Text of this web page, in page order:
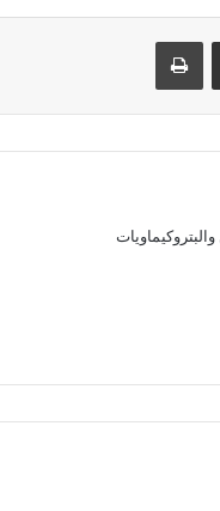
مشاركة عبر البريد طباعة